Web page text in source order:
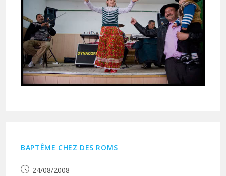
BAPTÊME CHEZ DES ROMS
Publication
24/08/2008